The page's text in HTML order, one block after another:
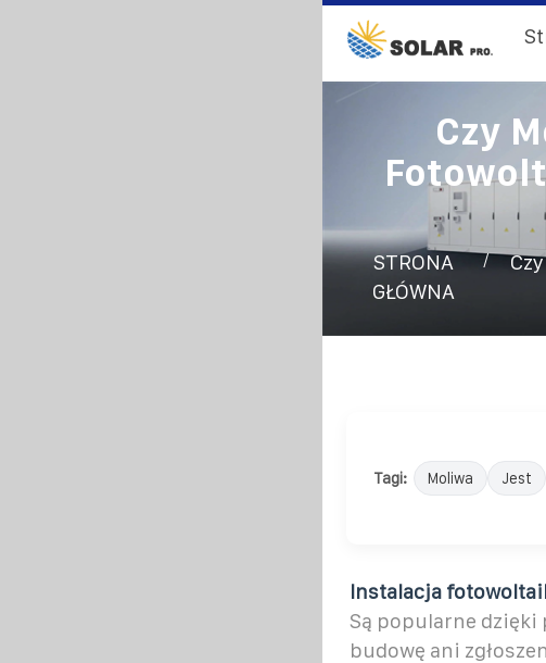
Czy
STRONA
GŁÓWNA
/
Tagi: Moliwa Jest
Instalacja
Są popularne dzięki
budowę ani